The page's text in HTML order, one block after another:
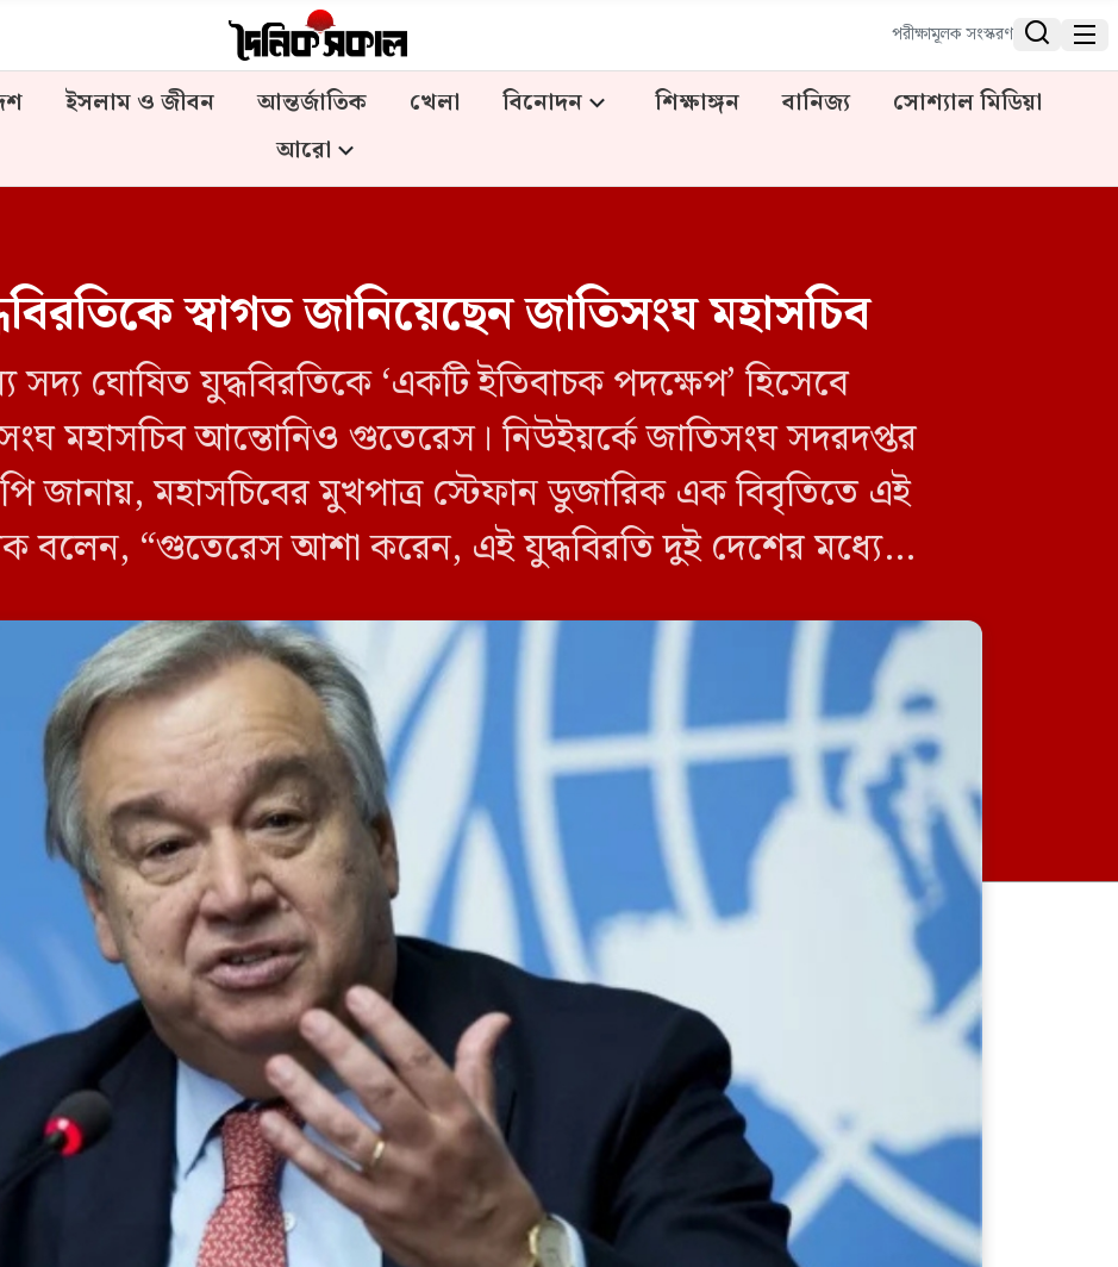
পরীক্ষামূলক সংস্করণ  
ইসলাম ও জীবন আন্তর্জাতিক খেলা বিনোদন শিক্ষাঙ্গন বানিজ্য
সোশ্যাল মিডিয়া
আরো
স্বাগত জানিয়েছেন জাতিসংঘ মহাসচিব
সদ্য ঘোষিত যুদ্ধবিরতিকে ‘একটি ইতিবাচক পদক্ষেপ’ হিসেবে
মহাসচিব আন্তোনিও গুতেরেস। নিউইয়র্কে জাতিসংঘ সদরদপ্তর
জানায়, মহাসচিবের মুখপাত্র স্টেফান ডুজারিক এক বিবৃতিতে এই
বলেন, “গুতেরেস আশা করেন, এই যুদ্ধবিরতি দুই দেশের মধ্যে